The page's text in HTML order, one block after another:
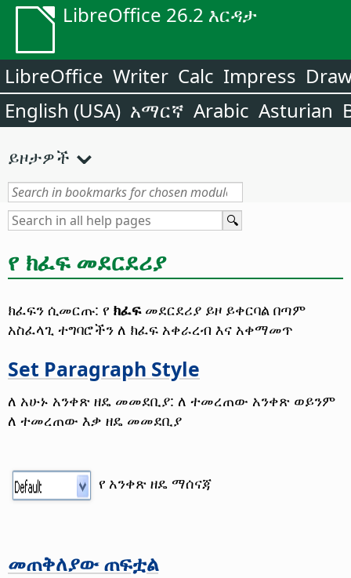
LibreOffice 26.2 እርዳታ
LibreOffice Writer Calc Impress
English (USA) አማርኛ Arabic Asturian
ይዞታዎች
የ ክፈፍ መደርደሪያ
ክፈፍን ሲመርጡ: የ ክፈፍ መደርደሪያ ይዞ ይቀርባል በጣም
አስፈላጊ ተግባሮችን ለ ክፈፍ አቀራረብ እና አቀማመጥ
Set Paragraph Style
ለ አሁኑ አንቀጽ ዘዴ መመደቢያ: ለ ተመረጠው አንቀጽ ወይንም
ለ ተመረጠው እቃ ዘዴ መመደቢያ
የ አንቀጽ ዘዴ ማሰናጃ
መጠቅለያው ጠፍቷል